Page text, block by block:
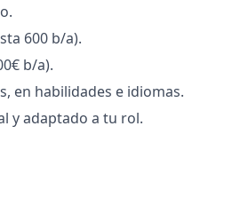
600 b/a).
b/a).
en habilidades e idiomas.
y adaptado a tu rol.